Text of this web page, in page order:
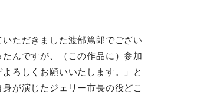
ただきました渡部篤郎でござい
んですが、（この作品に）参加
ろしくお願いいたします。」と
が演じたジェリー市長の役どこ